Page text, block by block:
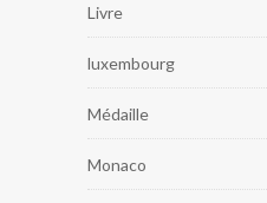
Livre
luxembourg
Médaille
Monaco